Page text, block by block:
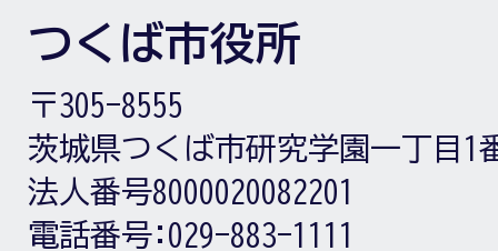
つくば市役所
〒305-8555
茨城県つくば市研究学園一丁目1
法人番号8000020082201
電話番号: 029-883-1111